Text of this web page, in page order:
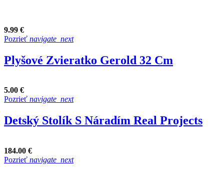
9.99 €
Pozrieť navigate_next
Plyšové Zvieratko Gerold 32 Cm
5.00 €
Pozrieť navigate_next
Detský Stolík S Náradím Real Projects
184.00 €
Pozrieť navigate_next